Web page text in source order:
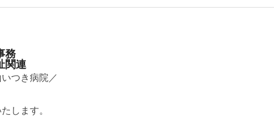
務
関連
つき病院／
します。